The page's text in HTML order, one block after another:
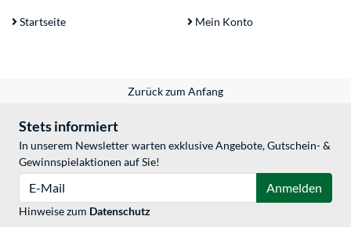
Startseite Mein Konto
Zurück zum Anfang
Stets informiert
In unserem Newsletter warten exklusive Angebote, Gutschein- &
Gewinnspielaktionen auf Sie!
Anmelden
Hinweise zum Datenschutz